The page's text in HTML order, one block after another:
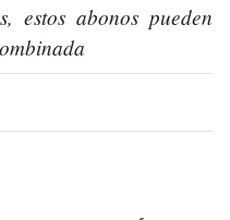
estos abonos pueden